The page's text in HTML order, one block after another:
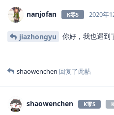
nanjofan K零S 2020年
jiazhongyu 你好，我也遇到
shaowenchen 回复了此帖
shaowenchen K零S